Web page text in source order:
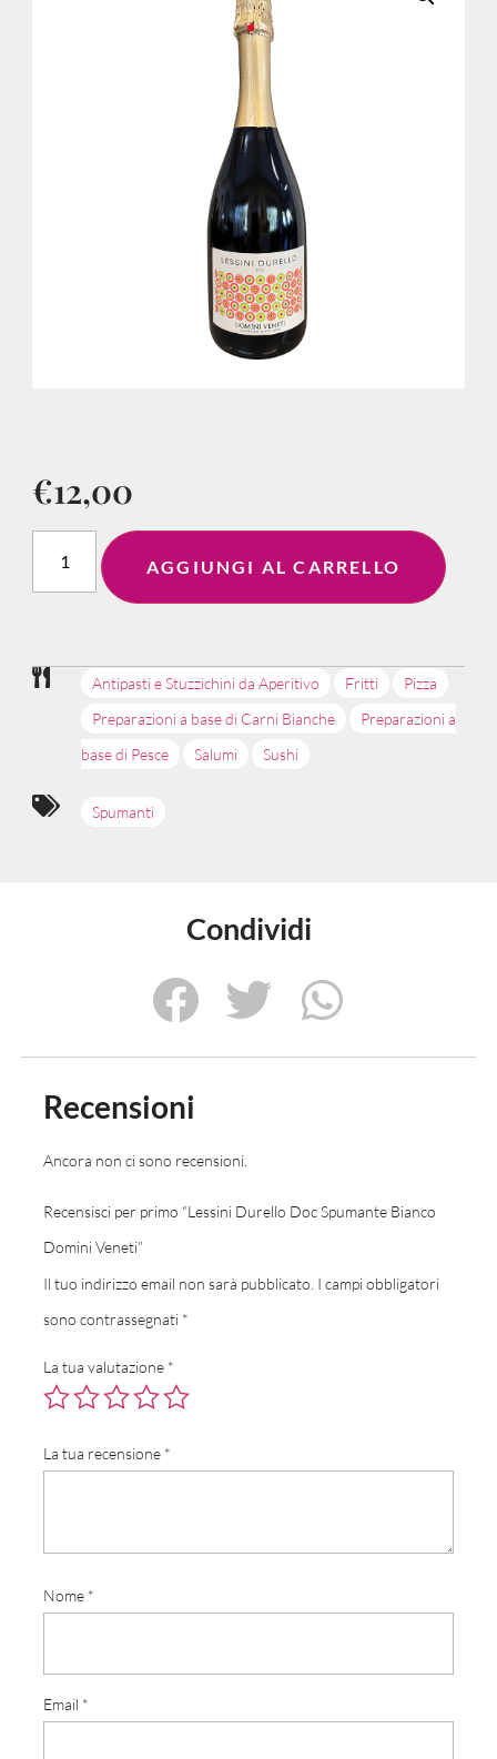
€12,00
AGGIUNGI AL CARRELLO
Antipasti e Stuzzichini da Aperitivo Fritti
Pizza
Preparazioni a base di Carni Bianche
Preparazioni a
base di Pesce
Salumi Sushi
Spumanti
Condividi
Recensioni
Ancora non ci sono recensioni.
Recensisci per primo “Lessini Durello Doc Spumante Bianco
Domini Veneti”
Il tuo indirizzo email non sarà pubblicato. I campi obbligatori
sono contrassegnati *
La tua valutazione *
La tua recensione *
Nome *
Email *